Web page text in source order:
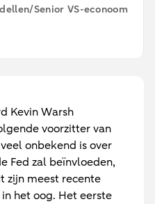
Senior VS-econoom
Kevin Warsh
voorzitter van
onbekend is over
Fed zal beïnvloeden,
zijn meest recente
het oog. Het eerste